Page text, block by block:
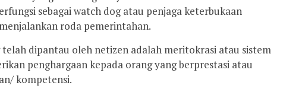
sebagai watch dog atau penjaga keterbukaan
roda pemerintahan.
telah dipantau oleh netizen adalah meritokrasi atau sistem
penghargaan kepada orang yang berprestasi atau
kompetensi.